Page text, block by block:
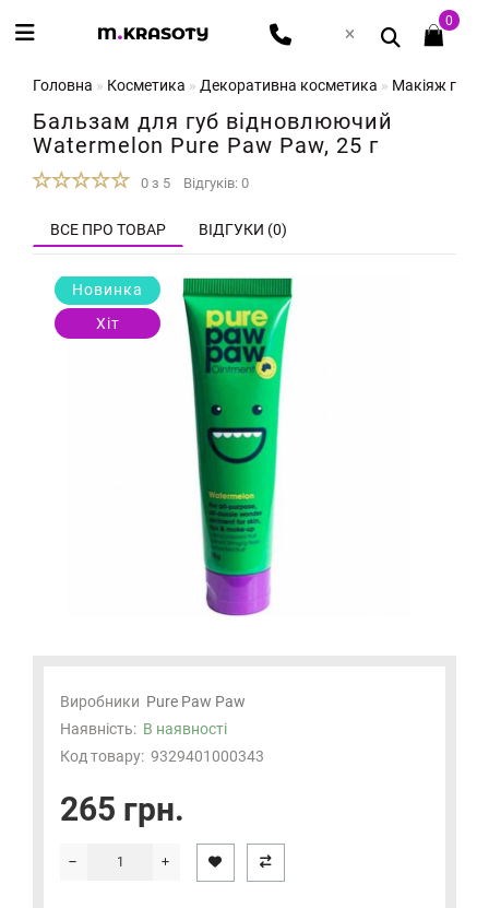
0
Головна Косметика Декоративна косметика Макіяж губ
Бальзам для губ відновлюючий
Watermelon Pure Paw Paw, 25 г
0 з 5 Відгуків: 0
ВСЕ ПРО ТОВАР ВІДГУКИ (0)
Новинка
Хіт
Виробники Pure Paw Paw
Наявність: В наявності
Код товару: 9329401000343
265 грн.